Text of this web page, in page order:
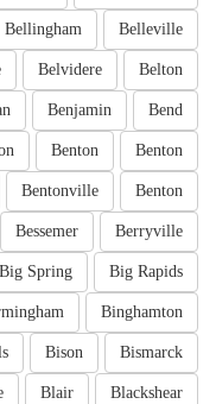
Belleville
Bellingham
Belton
Belvidere
Bend
Benjamin
Benton
Benton
Benton
Bentonville
Berryville
Bessemer
Big Rapids
Big Spring
Binghamton
Bismarck
Bison
Blackshear
Blair